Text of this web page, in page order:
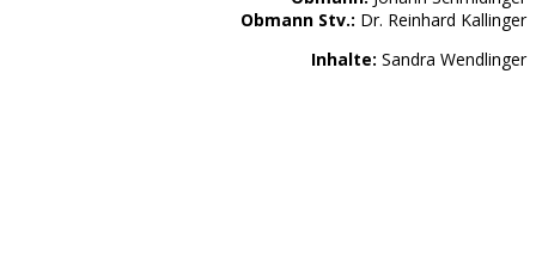
Obmann Stv.: Dr. Reinhard Kallinger
Inhalte: Sandra Wendlinger